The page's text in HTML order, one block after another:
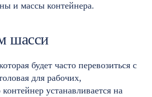
и массы контейнера.
шасси
будет часто перевозиться с
для рабочих,
устанавливается на